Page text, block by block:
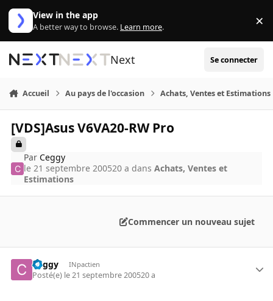
Aller au contenu
View in the app
A better way to browse. Learn more. ×
Next Se connecter
Accueil Au pays de l'occasion Achats, Ventes et Estimations
[VDS]Asus V6VA20-RW Pro
ParCeggy
le 21 septembre 200520 a dansAchats, Ventes et
Estimations
Commencer un nouveau sujet
Ceggy INpactien
Posté(e) le 21 septembre 200520 a